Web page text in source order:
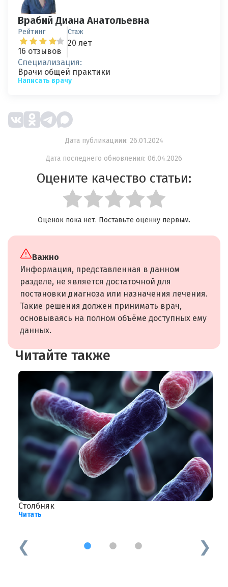
Врабий Диана Анатольевна
Рейтинг
16 отзывов
Стаж
20 лет
Специализация:
Врачи общей практики
Написать врачу
Дата публикациии: 26.01.2024
Дата последнего обновления: 06.04.2026
Оцените качество статьи:
Оценок пока нет. Поставьте оценку первым.
Важно
Информация, представленная в данном
разделе, не является достаточной для
постановки диагноза или назначения лечения.
Такие решения должен принимать врач,
основываясь на полном объёме доступных ему
данных.
Читайте также
Столбняк
Читать
1 2 3